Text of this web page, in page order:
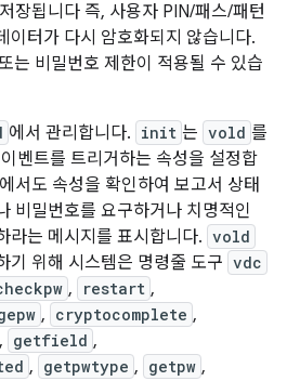
장됩니다 즉, 사용자 PIN/패스/패턴
이터가 다시 암호화되지 않습니다.
는 비밀번호 제한이 적용될 수 있습
에서 관리합니다. init 는 vold 를
벤트를 트리거하는 속성을 설정합
서도 속성을 확인하여 보고서 상태
비밀번호를 요구하거나 치명적인
라는 메시지를 표시합니다. vold
기 위해 시스템은 명령줄 도구 vdc
, restart ,
, cryptocomplete ,
, getfield ,
, getpwtype , getpw ,